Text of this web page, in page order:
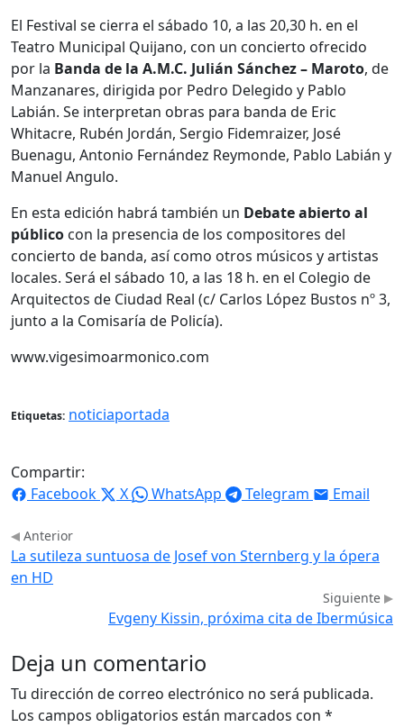
El Festival se cierra el sábado 10, a las 20,30 h. en el
Teatro Municipal Quijano, con un concierto ofrecido
por la Banda de la A.M.C. Julián Sánchez – Maroto, de
Manzanares, dirigida por Pedro Delegido y Pablo
Labián. Se interpretan obras para banda de Eric
Whitacre, Rubén Jordán, Sergio Fidemraizer, José
Buenagu, Antonio Fernández Reymonde, Pablo Labián y
Manuel Angulo.
En esta edición habrá también un Debate abierto al
público con la presencia de los compositores del
concierto de banda, así como otros músicos y artistas
locales. Será el sábado 10, a las 18 h. en el Colegio de
Arquitectos de Ciudad Real (c/ Carlos López Bustos nº 3,
junto a la Comisaría de Policía).
www.vigesimoarmonico.com
Etiquetas: noticiaportada
Compartir:
Facebook
X WhatsApp Telegram Email
Anterior
La sutileza suntuosa de Josef von Sternberg y la ópera
en HD
Siguiente
Evgeny Kissin, próxima cita de Ibermúsica
Deja un comentario
Tu dirección de correo electrónico no será publicada.
Los campos obligatorios están marcados con *